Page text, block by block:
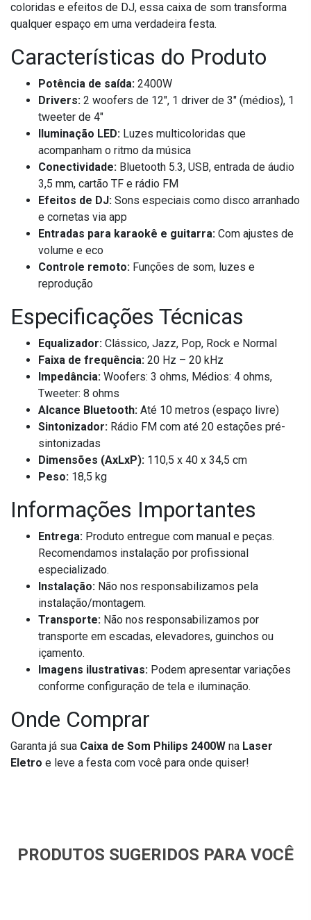
coloridas e efeitos de DJ, essa caixa de som transforma
qualquer espaço em uma verdadeira festa.
Características do Produto
Potência de saída: 2400W
Drivers: 2 woofers de 12", 1 driver de 3" (médios), 1
tweeter de 4"
Iluminação LED: Luzes multicoloridas que
acompanham o ritmo da música
Conectividade: Bluetooth 5.3, USB, entrada de áudio
3,5 mm, cartão TF e rádio FM
Efeitos de DJ: Sons especiais como disco arranhado
e cornetas via app
Entradas para karaokê e guitarra: Com ajustes de
volume e eco
Controle remoto: Funções de som, luzes e
reprodução
Especificações Técnicas
Equalizador: Clássico, Jazz, Pop, Rock e Normal
Faixa de frequência: 20 Hz – 20 kHz
Impedância: Woofers: 3 ohms, Médios: 4 ohms,
Tweeter: 8 ohms
Alcance Bluetooth: Até 10 metros (espaço livre)
Sintonizador: Rádio FM com até 20 estações pré-
sintonizadas
Dimensões (AxLxP): 110,5 x 40 x 34,5 cm
Peso: 18,5 kg
Informações Importantes
Entrega: Produto entregue com manual e peças.
Recomendamos instalação por profissional
especializado.
Instalação: Não nos responsabilizamos pela
instalação/montagem.
Transporte: Não nos responsabilizamos por
transporte em escadas, elevadores, guinchos ou
içamento.
Imagens ilustrativas: Podem apresentar variações
conforme configuração de tela e iluminação.
Onde Comprar
Garanta já sua Caixa de Som Philips 2400W na Laser
Eletro e leve a festa com você para onde quiser!
PRODUTOS SUGERIDOS PARA VOCÊ